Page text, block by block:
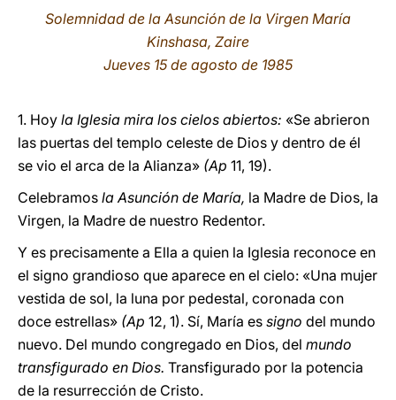
Solemnidad de la Asunción de la Virgen María
Kinshasa, Zaire
Jueves 15 de agosto de 1985
1. Hoy la Iglesia mira los cielos abiertos: «Se abrieron
las puertas del templo celeste de Dios y dentro de él
se vio el arca de la Alianza» (Ap 11, 19).
Celebramos la Asunción de María, la Madre de Dios, la
Virgen, la Madre de nuestro Redentor.
Y es precisamente a Ella a quien la Iglesia reconoce en
el signo grandioso que aparece en el cielo: «Una mujer
vestida de sol, la luna por pedestal, coronada con
doce estrellas» (Ap 12, 1). Sí, María es signo del mundo
nuevo. Del mundo congregado en Dios, del mundo
transfigurado en Dios. Transfigurado por la potencia
de la resurrección de Cristo.